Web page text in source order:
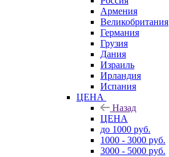
Армения
Великобритания
Германия
Грузия
Дания
Израиль
Ирландия
Испания
ЦЕНА
Назад
ЦЕНА
до 1000 руб.
1000 - 3000 руб.
3000 - 5000 руб.